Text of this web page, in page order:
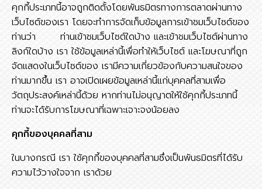
คุกกี้ประเภทนี้อาจถูกติดตั้งโดยพันธมิตรทางการตลาดผ่านทาง
เว็บไซต์ของเรา โดยจะทำการจัดเก็บข้อมูลการเข้าชมเว็บไซต์ของ
ท่านว่า ท่านเข้าชมเว็บไซต์ใดบ้าง และเข้าชมเว็บไซต์ผ่านทาง
ลิงก์ใดบ้าง เรา ใช้ข้อมูลเหล่านี้เพื่อทำให้เว็บไซต์ และโฆษณาที่ถูก
จัดแสดงในเว็บไซต์ของ เรามีความเกี่ยวข้องกับความสนใจของ
ท่านมากขึ้น เรา อาจเปิดเผยข้อมูลเหล่านี้แก่บุคคลที่สามเพื่อ
วัตถุประสงค์เหล่านี้ด้วย หากท่านไม่อนุญาตให้ใช้คุกกี้ประเภทนี้
ท่านจะได้รับการโฆษณาที่เฉพาะเจาะจงน้อยลง
คุกกี้ของบุคคลที่สาม
ในบางกรณี เรา ใช้คุกกี้ของบุคคลที่สามซึ่งเป็นพันธมิตรที่ได้รับ
ความไว้วางใจจาก เราด้วย